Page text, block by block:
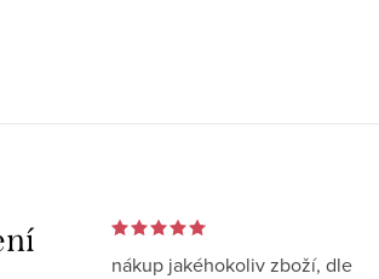
nákup jakéhokoliv zboží, dle